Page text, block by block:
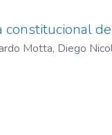
constitucional
Motta, Diego